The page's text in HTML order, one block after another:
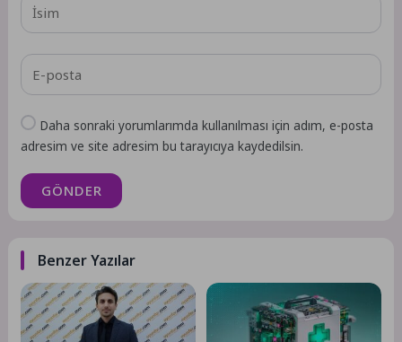
Daha sonraki yorumlarımda kullanılması için adım, e-posta
adresim ve site adresim bu tarayıcıya kaydedilsin.
GÖNDER
Benzer Yazılar